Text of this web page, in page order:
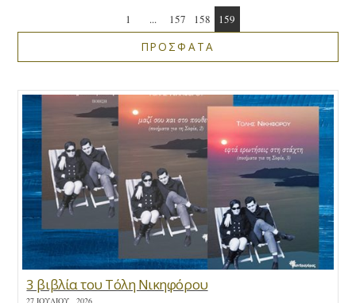
1 ... 157 158 159
ΠΡΟΣΦΑΤΑ
3 βιβλία του Τόλη Νικηφόρου
27 ΙΟΥΛΊΟΥ , 2026